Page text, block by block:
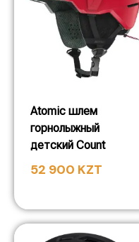
Atomic шлем
горнолыжный
детский Count
52 900 KZT